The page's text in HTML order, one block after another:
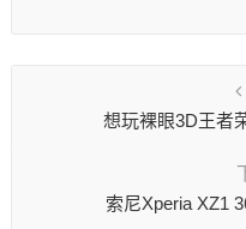
想玩裸眼3D王者
索尼Xperia XZ1